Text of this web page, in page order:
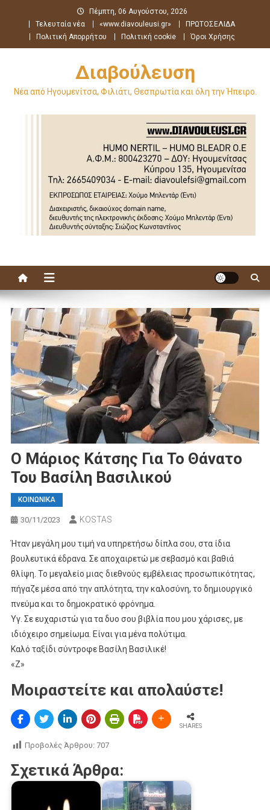
περιεχόμενο
Πέμπτη, 06 Αυγούστου, 2026
Τελευταία νέα
«www.diavouleusi.gr»
ΠΡΩΤΟΣΕΛΙΔΑ
Πολιτική Απορρήτου
Πολιτική cookie Όροι Χρήσης
Διαβούλευση
Νέα από Ηγουμενίτσα, Φιλιάτι, Θεσπρωτία και όλη την Ήπειρο.
Ο Μάριος Κάτσης Για Το Θάνατο
Του Βασίλη Βασιλικού
ΚΟΙΝΩΝΙΚΑ
30/11/2023 KOSTAS
Ήταν μεγάλη μου τιμή να υπηρετήσω δίπλα σου, στα ίδια
βουλευτικά έδρανα. Σε αποχαιρετώ με σεβασμό και βαθιά
θλίψη. Το μεγαλείο μιας διεθνούς εμβέλειας προσωπικότητας,
πήγαζε μέσα από την απλότητα, την καλοσύνη, το δημιουργικό
πνεύμα και το δημοκρατικό φρόνημα.
Υγ. Σε ευχαριστώ για τα δυο σου βιβλία που μου χάρισες, με
ιδιόχειρο σημείωμα. Είναι για μένα πολύτιμα.
Καλό ταξίδι σύντροφε Βασίλη Βασιλικέ!
«Ζ»
Μοιραστείτε και απολαύστε!
SHARES
Προβολές Άρθρου: 707
Σχετικά Άρθρα: